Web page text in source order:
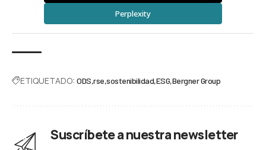
Perplexity
ETIQUETADO: ODS rse sostenibilidad ESG Bergner Group
Suscríbete a nuestra newsletter